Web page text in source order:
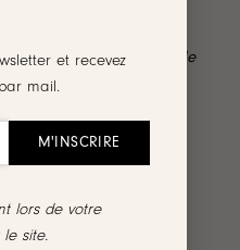
et recevez
mail.
lors de votre
site.
grâce à nos coffrets de
!
les créoles
fini lisse